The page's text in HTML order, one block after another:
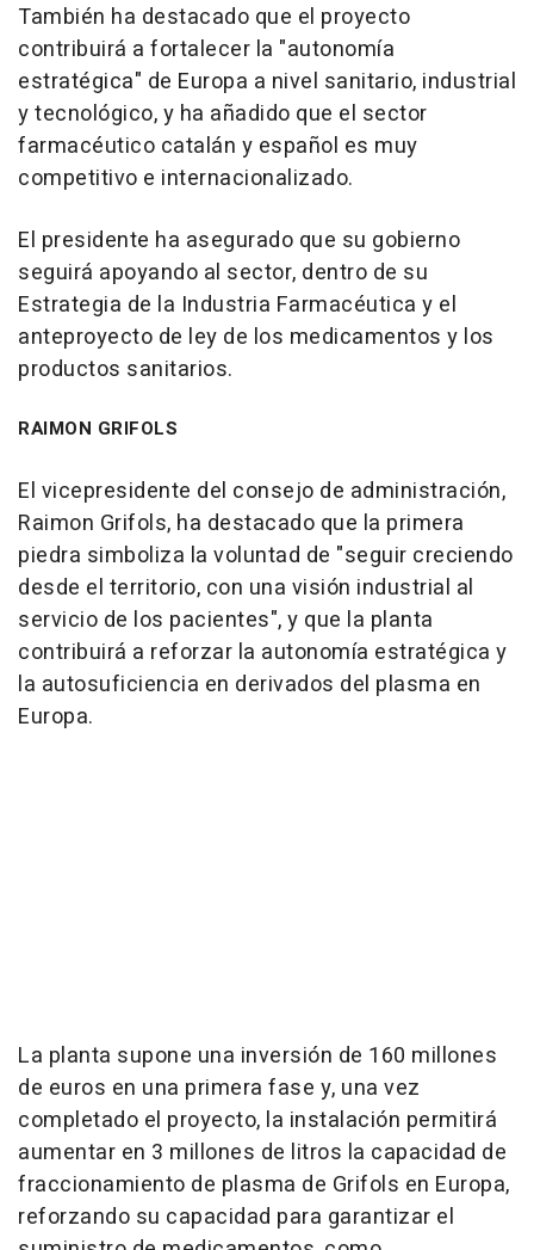
También ha destacado que el proyecto
contribuirá a fortalecer la "autonomía
estratégica" de Europa a nivel sanitario, industrial
y tecnológico, y ha añadido que el sector
farmacéutico catalán y español es muy
competitivo e internacionalizado.
El presidente ha asegurado que su gobierno
seguirá apoyando al sector, dentro de su
Estrategia de la Industria Farmacéutica y el
anteproyecto de ley de los medicamentos y los
productos sanitarios.
RAIMON GRIFOLS
El vicepresidente del consejo de administración,
Raimon Grifols, ha destacado que la primera
piedra simboliza la voluntad de "seguir creciendo
desde el territorio, con una visión industrial al
servicio de los pacientes", y que la planta
contribuirá a reforzar la autonomía estratégica y
la autosuficiencia en derivados del plasma en
Europa.
La planta supone una inversión de 160 millones
de euros en una primera fase y, una vez
completado el proyecto, la instalación permitirá
aumentar en 3 millones de litros la capacidad de
fraccionamiento de plasma de Grifols en Europa,
reforzando su capacidad para garantizar el